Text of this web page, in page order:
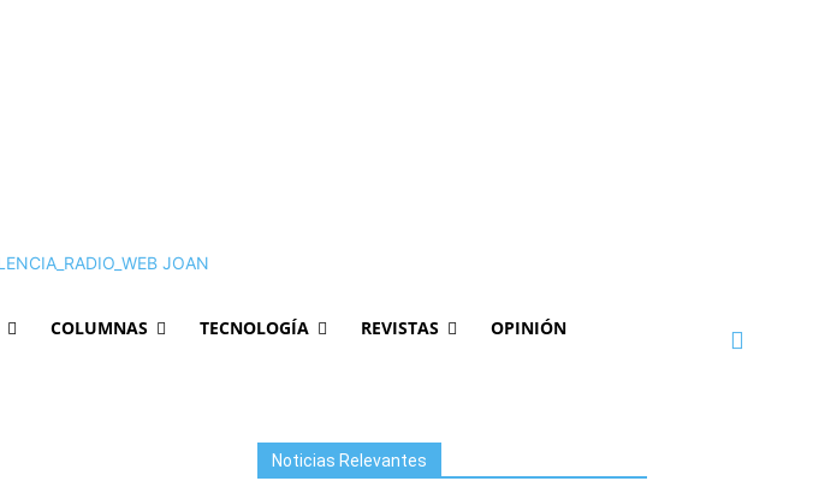
COLUMNAS TECNOLOGÍA REVISTAS OPINIÓN
Noticias Relevantes